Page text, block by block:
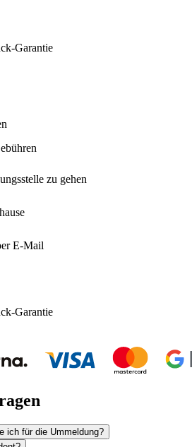
Garantie
zu gehen
E-Mail
Garantie
ich für die Ummeldung?